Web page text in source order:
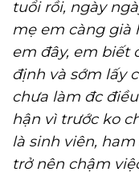
tuổi rồi, ngày
mẹ em càng già
em đây, em biết
định và sớm lấy
chưa làm đc
hận vì trước ko
là sinh viên,
trở nên chậm